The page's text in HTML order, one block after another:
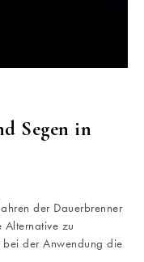
Segen in
der Dauerbrenner
Alternative zu
bei der Anwendung die